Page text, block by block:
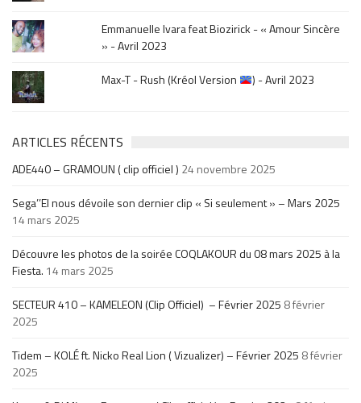
Emmanuelle Ivara feat Biozirick - « Amour Sincère
» - Avril 2023
Max-T - Rush (Kréol Version
) - Avril 2023
ARTICLES RÉCENTS
ADE440 – GRAMOUN ( clip officiel ) 24 novembre 2025
Sega’’El nous dévoile son dernier clip « Si seulement » – Mars 2025
14 mars 2025
Découvre les photos de la soirée COQLAKOUR du 08 mars 2025 à la
Fiesta. 14 mars 2025
SECTEUR 410 – KAMELEON (Clip Officiel) – Février 2025 8 février
2025
Tidem – KOLÉ ft. Nicko Real Lion ( Vizualizer) – Février 2025 8 février
2025